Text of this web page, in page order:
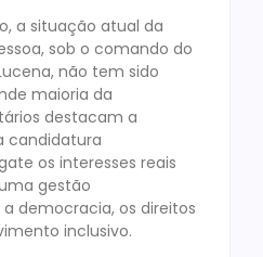
a situação atual da
sob o comando do
não tem sido
maioria da
destacam a
candidatura
os interesses reais
gestão
democracia, os direitos
inclusivo.